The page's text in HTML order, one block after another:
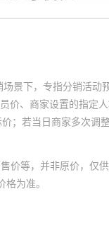
景下，专指分销活
、商家设置的指定
若当日商家多次调
价等，并非原价，仅供
为准。